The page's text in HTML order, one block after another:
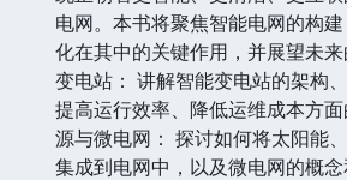
电网。本书将聚焦智能电网的构
化在其中的关键作用，并展望未
变电站： 讲解智能变电站的架构
提高运行效率、降低运维成本方
源与微电网： 探讨如何将太阳能
集成到电网中，以及微电网的概